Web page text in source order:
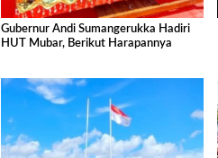
Gubernur Andi Sumangerukka Hadiri
HUT Mubar, Berikut Harapannya